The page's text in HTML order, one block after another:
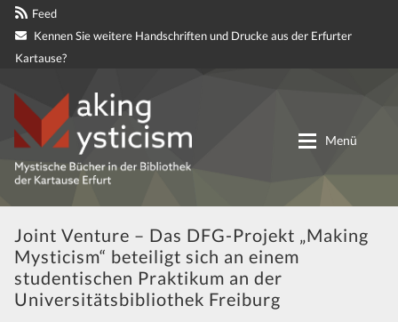
Feed
Kennen Sie weitere Handschriften und Drucke aus der Erfurter
Kartause?
Zur
Navigation
springen
Zum
Inhalt
springen
Menü
Joint Venture – Das DFG-Projekt „Making
Mysticism“ beteiligt sich an einem
studentischen Praktikum an der
Universitätsbibliothek Freiburg